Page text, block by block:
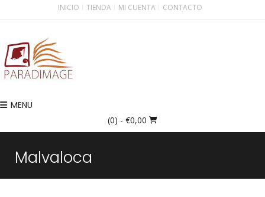
INICIO TIENDA MI CUENTA CONTACTO
MENU
(0) - €0,00
Malvaloca